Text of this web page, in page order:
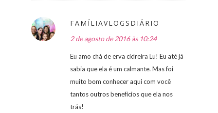
FAMÍLIAVLOGSDIÁRIO
2 de agosto de 2016 às 10:24
Eu amo chá de erva cidreira Lu! Eu até já
sabia que ela é um calmante. Mas foi
muito bom conhecer aqui com você
tantos outros benefícios que ela nos
trás!